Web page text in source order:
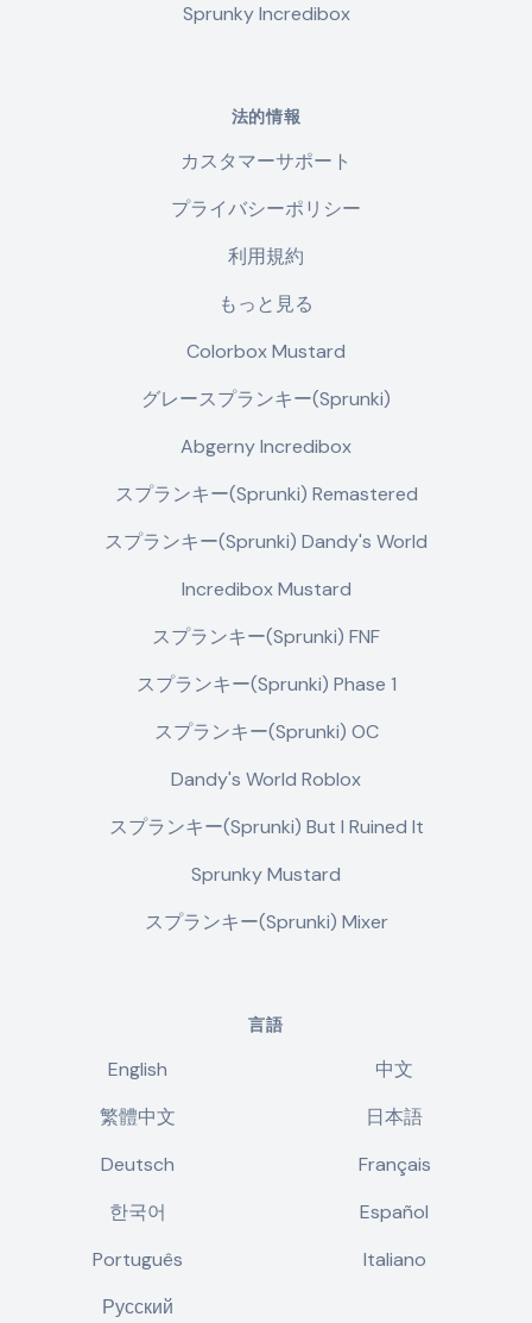
Sprunky Incredibox
法的情報
カスタマーサポート
プライバシーポリシー
利用規約
もっと見る
Colorbox Mustard
グレースプランキー(Sprunki)
Abgerny Incredibox
スプランキー(Sprunki) Remastered
スプランキー(Sprunki) Dandy's World
Incredibox Mustard
スプランキー(Sprunki) FNF
スプランキー(Sprunki) Phase 1
スプランキー(Sprunki) OC
Dandy's World Roblox
スプランキー(Sprunki) But I Ruined It
Sprunky Mustard
スプランキー(Sprunki) Mixer
言語
English
中文
繁體中文
日本語
Deutsch
Français
한국어
Español
Português
Italiano
Русский